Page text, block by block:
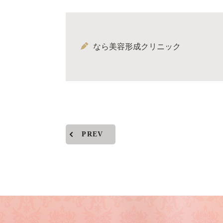
なら美容形成クリニック
PREV